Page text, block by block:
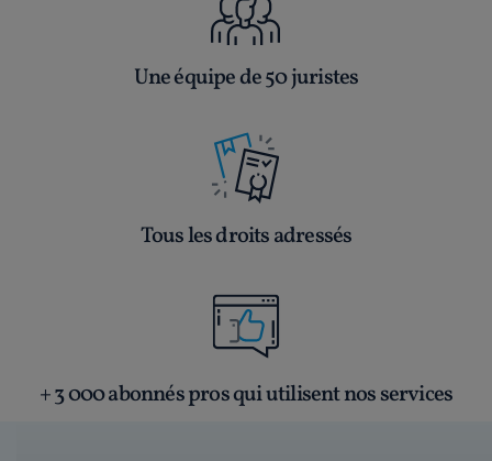
Une équipe de 50 juristes
Tous les droits adressés
+ 3 000 abonnés pros qui utilisent nos services